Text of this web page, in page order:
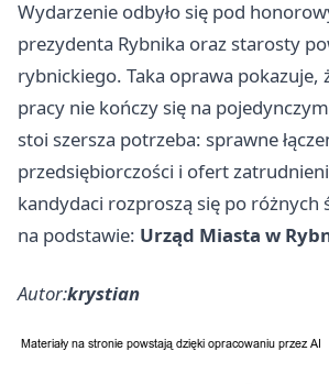
Wydarzenie odbyło się pod
prezydenta Rybnika oraz starosty
rybnickiego. Taka oprawa pokazuje,
pracy nie kończy się na
stoi szersza potrzeba: sprawne
przedsiębiorczości i ofert
kandydaci rozproszą się po różnych
na podstawie: Urząd Miasta w
Autor:krystian